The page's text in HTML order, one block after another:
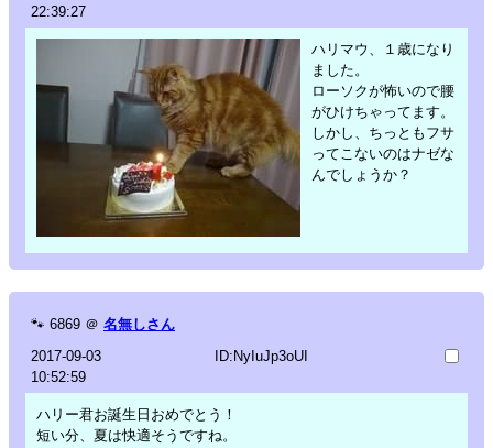
22:39:27
ハリマウ、１歳になり
ました。
ローソクが怖いので腰
がひけちゃってます。
しかし、ちっともフサ
ってこないのはナゼな
んでしょうか？
🐾 6869 ＠ 名無しさん
2017-09-03
10:52:59
ID:NyIuJp3oUI
ハリー君お誕生日おめでとう！
短い分、夏は快適そうですね。